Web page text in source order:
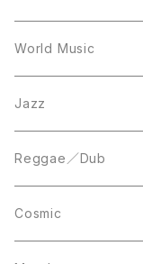
12inch
LP
Acetate Press
10inch
12inch
LP
World Music
12inch
LP
Jazz
LP
12inch
Reggae／Dub
LP
Cosmic